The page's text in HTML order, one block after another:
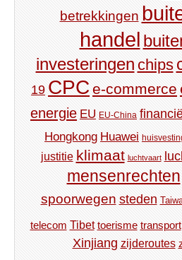
betrekkingen
handel
investeringen chips
19 CPC e-commerce
energie EU EU-China
Hongkong Huawei
justitie klimaat luchtvaart
mensenrechten
spoorwegen steden
telecom Tibet toerisme transport
Xinjiang zijderoutes